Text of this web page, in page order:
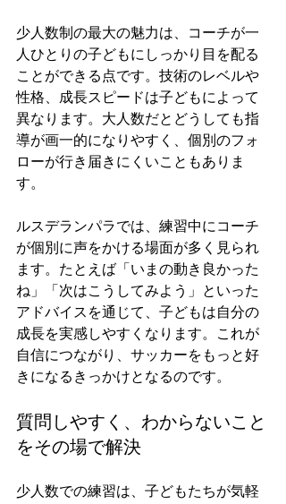
少人数制の最大の魅力は、コーチが一
人ひとりの子どもにしっかり目を配る
ことができる点です。技術のレベルや
性格、成長スピードは子どもによって
異なります。大人数だとどうしても指
導が画一的になりやすく、個別のフォ
ローが行き届きにくいこともありま
す。
ルスデランパラでは、練習中にコーチ
が個別に声をかける場面が多く見られ
ます。たとえば「いまの動き良かった
ね」「次はこうしてみよう」といった
アドバイスを通じて、子どもは自分の
成長を実感しやすくなります。これが
自信につながり、サッカーをもっと好
きになるきっかけとなるのです。
質問しやすく、わからないこと
をその場で解決
少人数での練習は、子どもたちが気軽